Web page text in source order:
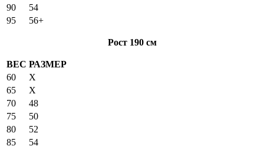
90
54
95
56+
Рост 190 см
ВЕС РАЗМЕР
60
X
65
X
70
48
75
50
80
52
85
54